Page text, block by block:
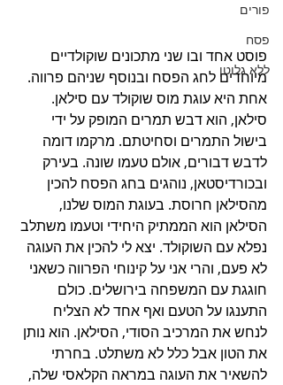
פורים
פסח
ללא גלוטן
פוסט אחד ובו שני מתכונים שוקולדיים
מיוחדים לחג הפסח ובנוסף שניהם פרווה.
אחת היא עוגת מוס שוקולד עם סילאן.
סילאן, הוא דבש תמרים המופק על ידי
בישול התמרים וסחיטתם. מרקמו דומה
לדבש דבורים, אולם טעמו שונה. בעירק
ובכורדיסטאן, נוהגים בחג הפסח להכין
מהסילאן חרוסת. בעוגת המוס שלנו,
הסילאן הוא הממתיק היחידי וטעמו משתלב
נפלא עם השוקולד. יצא לי להכין את העוגה
לא פעם, והרי אני על קינוחי הפרווה כשאני
חוגגת עם המשפחה בירושלים. כולם
התענגו על הטעם ואף אחד לא הצליח
לנחש את המרכיב הסודי, הסילאן. הוא נותן
את הטון אבל כלל לא משתלט. בחרתי
להשאיר את העוגה במראה הקלאסי שלה,